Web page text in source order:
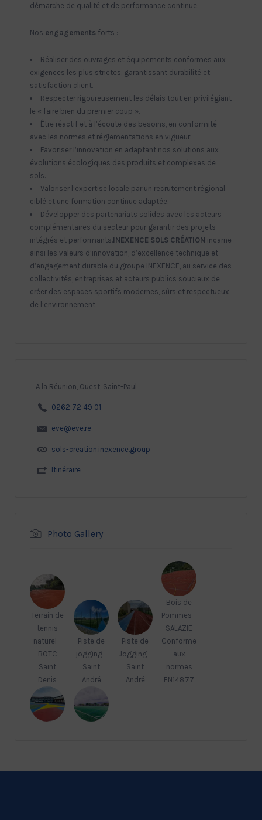
démarche de qualité et de performance continue.
Nos engagements forts :
Réaliser des ouvrages et équipements conformes aux
exigences les plus strictes, garantissant durabilité et
satisfaction client.
Respecter rigoureusement les délais tout en privilégiant
le « faire bien du premier coup ».
Être réactif et à l’écoute des besoins, en conformité
avec les normes et réglementations en vigueur.
Favoriser l’innovation en adaptant nos solutions aux
évolutions écologiques des produits et complexes de
sols.
Valoriser l’expertise locale par un recrutement régional
ciblé et une formation continue adaptée.
Développer des partenariats solides avec les acteurs
complémentaires du secteur pour garantir des projets
intégrés et performants.INEXENCE SOLS CRÉATION incarne
ainsi les valeurs d’innovation, d’excellence technique et
d’engagement durable du groupe INEXENCE, au service des
collectivités, entreprises et acteurs publics soucieux de
créer des espaces sportifs modernes, sûrs et respectueux
de l’environnement.
A la Réunion, Ouest, Saint-Paul
0262 72 49 01
eve@eve.re
sols-creation.inexence.group
Itinéraire
Photo Gallery
Terrain de
tennis
naturel -
BOTC
Saint
Denis
Piste de
jogging -
Saint
André
Piste de
Jogging -
Saint
André
Bois de
Pommes -
SALAZIE
Conforme
aux
normes
EN14877